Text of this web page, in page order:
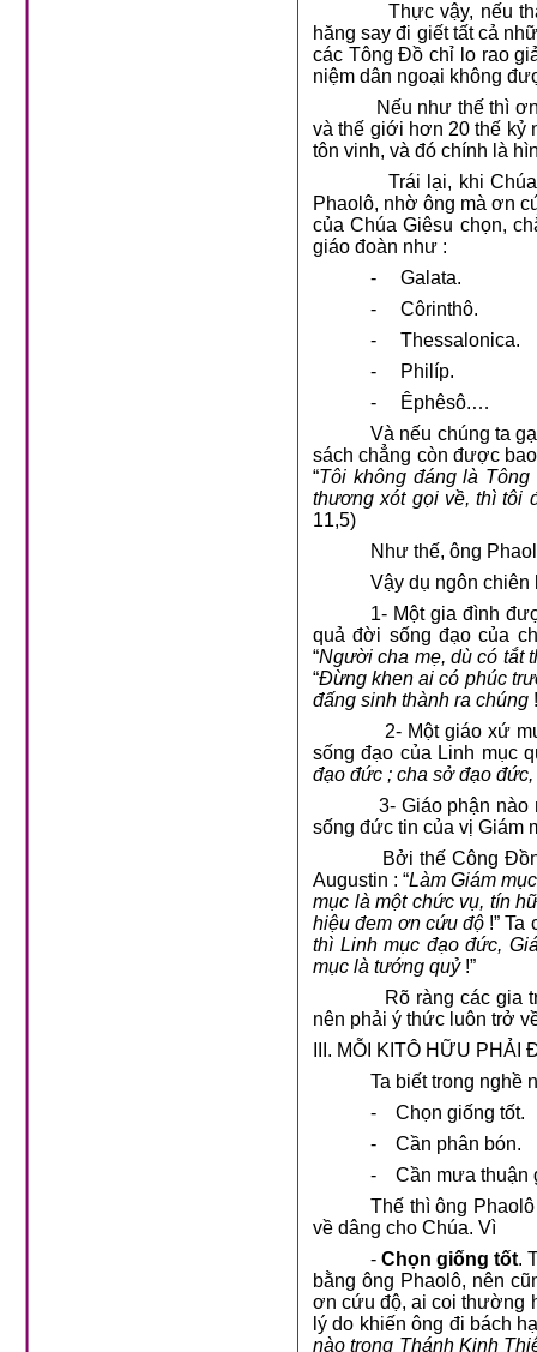
Thực vậy, nếu
hăng say đi giết tất cả
các Tông Đồ chỉ lo rao
niệm dân ngoại không
Nếu như thế thì
và thế giới hơn 20 thế kỷ
tôn vinh, và đó chính là
Trái lại, khi
Phaolô, nhờ ông mà ơn
của Chúa Giêsu chọn,
giáo đoàn như :
-
Galata.
-
Côrinthô.
-
Thessalonica.
-
Philíp.
-
Êphêsô.…
Và nếu chúng ta
sách chẳng còn được
“Tôi không đáng là
thương xót gọi về, thì tôi
11,5)
Như thế, ông
Vậy dụ ngôn chiên
1- Một gia đình
quả đời sống đạo của
“Người cha mẹ, dù có tắt
“Đừng khen ai có phúc
đấng sinh thành ra chúng
2- Một giáo xứ
sống đạo của Linh mục
đạo đức ; cha sở đạo
3- Giáo phận nào
sống đức tin của vị Giám
Bởi thế Công
Augustin : “Làm Giám
mục là một chức vụ, tín
hiệu đem ơn cứu độ !” Ta
thì Linh mục đạo đức,
mục là tướng quỷ!”
Rõ ràng các gia
nên phải ý thức luôn trở
III. MỖI KITÔ HỮU
Ta biết trong nghề
-
Chọn giống tốt.
-
Cần phân bón.
-
Cần mưa thuận
Thế thì ông
về dâng cho Chúa. Vì
- Chọn giống tốt.
bằng ông Phaolô, nên
ơn cứu độ, ai coi thường
lý do khiến ông đi bách
nào trong Thánh Kinh